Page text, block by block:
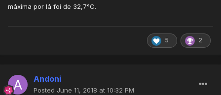
máxima por lá foi de 32,7°C.
5 2
Andoni
Posted June 11, 2018 at 10:32 PM